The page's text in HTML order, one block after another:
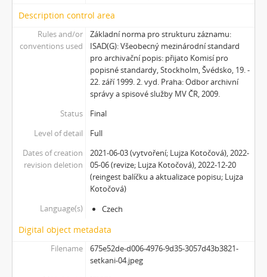
[Subseries] Jizvy, jiskry, jistoty
[Subseries] Země, světlo, vzduch
[Subseries] Painting
[Subseries] Malování do vzduchu
[Subseries] Slovo
[Subseries] Virtuální opona
[Subseries] Zrcadlo času
[Subseries] Píseň hlemýžďů jdoucích na pohřeb
[Subseries] Abstraktní animace ze 60. let
[Subseries] Barvy
[Subseries] Flare up
[Subseries] Pinup
[Subseries] Čas zkoušky
[Subseries] Musica Picta – Chvíle něhy
[Subseries] Musica Picta – Hodina slavnosti
Description control area
Rules and/or
conventions used
Základní norma pro strukturu záznamu:
ISAD(G): Všeobecný mezinárodní standard
pro archivační popis: přijato Komisí pro
popisné standardy, Stockholm, Švédsko, 19. -
22. září 1999. 2. vyd. Praha: Odbor archivní
správy a spisové služby MV ČR, 2009.
Status
Final
Level of detail
Full
Dates of creation
revision deletion
2021-06-03 (vytvoření; Lujza Kotočová), 2022-
05-06 (revize; Lujza Kotočová), 2022-12-20
(reingest balíčku a aktualizace popisu; Lujza
Kotočová)
Language(s)
Czech
Digital object metadata
Filename
675e52de-d006-4976-9d35-3057d43b3821-
setkani-04.jpeg